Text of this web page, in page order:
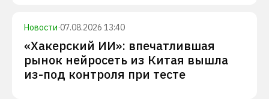
Новости·07.08.2026 13:40
«Хакерский ИИ»: впечатлившая
рынок нейросеть из Китая вышла
из-под контроля при тесте